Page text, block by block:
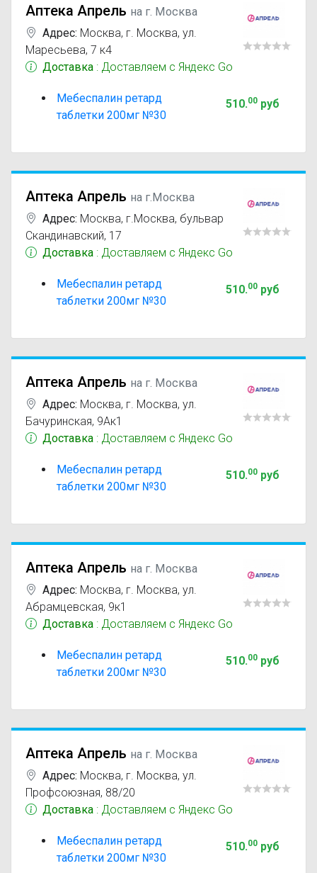
Аптека Апрель на г. Москва
Адрес: Москва, г. Москва, ул.
Маресьева, 7 к4
Доставка : Доставляем с Яндекс Go
Мебеспалин ретард
таблетки 200мг №30
510.00руб
Аптека Апрель на г.Москва
Адрес: Москва, г.Москва, бульвар
Скандинавский, 17
Доставка : Доставляем с Яндекс Go
Мебеспалин ретард
таблетки 200мг №30
510.00руб
Аптека Апрель на г. Москва
Адрес: Москва, г. Москва, ул.
Бачуринская, 9Ак1
Доставка : Доставляем с Яндекс Go
Мебеспалин ретард
таблетки 200мг №30
510.00руб
Аптека Апрель на г. Москва
Адрес: Москва, г. Москва, ул.
Абрамцевская, 9к1
Доставка : Доставляем с Яндекс Go
Мебеспалин ретард
таблетки 200мг №30
510.00руб
Аптека Апрель на г. Москва
Адрес: Москва, г. Москва, ул.
Профсоюзная, 88/20
Доставка : Доставляем с Яндекс Go
Мебеспалин ретард
таблетки 200мг №30
510.00руб